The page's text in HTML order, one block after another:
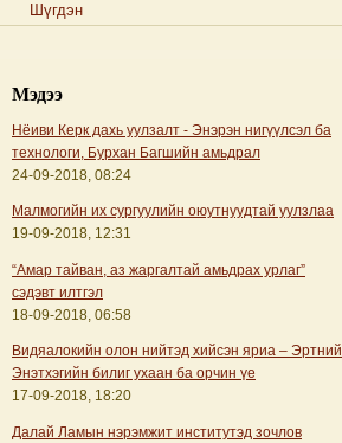
Шүгдэн
Мэдээ
Нёиви Керк дахь уулзалт - Энэрэн нигүүлсэл ба
технологи, Бурхан Багшийн амьдрал
24-09-2018, 08:24
Малмогийн их сургуулийн оюутнуудтай уулзлаа
19-09-2018, 12:31
“Амар тайван, аз жаргалтай амьдрах урлаг”
сэдэвт илтгэл
18-09-2018, 06:58
Видяалокийн олон нийтэд хийсэн яриа – Эртний
Энэтхэгийн билиг ухаан ба орчин үе
17-09-2018, 18:20
Далай Ламын нэрэмжит институтэд зочлов